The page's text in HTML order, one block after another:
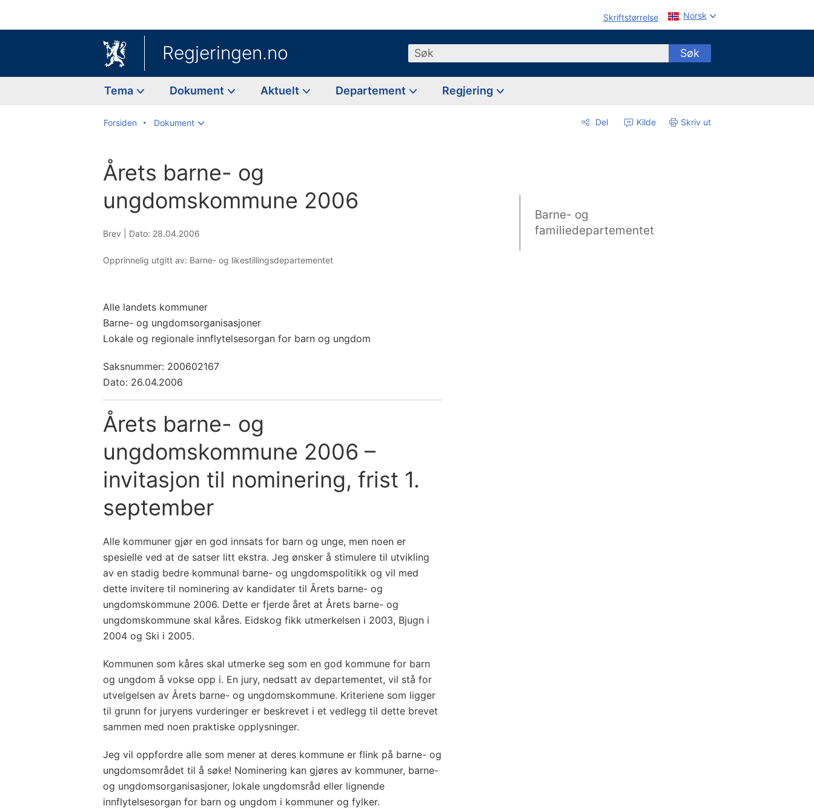
Skriftstørrelse Norsk
Regjeringen.no Søk Søk
Tema Dokument Aktuelt Departement Regjering
Forsiden Dokument Del Kilde Skriv ut
Årets barne- og
ungdomskommune 2006
Brev | Dato: 28.04.2006
Opprinnelig utgitt av: Barne- og likestillingsdepartementet
Alle landets kommuner
Barne- og ungdomsorganisasjoner
Lokale og regionale innflytelsesorgan for barn og ungdom
Saksnummer: 200602167
Dato: 26.04.2006
Årets barne- og
ungdomskommune 2006 –
invitasjon til nominering, frist 1.
september
Alle kommuner gjør en god innsats for barn og unge, men noen er
spesielle ved at de satser litt ekstra. Jeg ønsker å stimulere til utvikling
av en stadig bedre kommunal barne- og ungdomspolitikk og vil med
dette invitere til nominering av kandidater til Årets barne- og
ungdomskommune 2006. Dette er fjerde året at Årets barne- og
ungdomskommune skal kåres. Eidskog fikk utmerkelsen i 2003, Bjugn i
2004 og Ski i 2005.
Kommunen som kåres skal utmerke seg som en god kommune for barn
og ungdom å vokse opp i. En jury, nedsatt av departementet, vil stå for
utvelgelsen av Årets barne- og ungdomskommune. Kriteriene som ligger
til grunn for juryens vurderinger er beskrevet i et vedlegg til dette brevet
sammen med noen praktiske opplysninger.
Jeg vil oppfordre alle som mener at deres kommune er flink på barne- og
ungdomsområdet til å søke! Nominering kan gjøres av kommuner, barne-
og ungdomsorganisasjoner, lokale ungdomsråd eller lignende
innflytelsesorgan for barn og ungdom i kommuner og fylker.
Barne- og
familiedepartementet